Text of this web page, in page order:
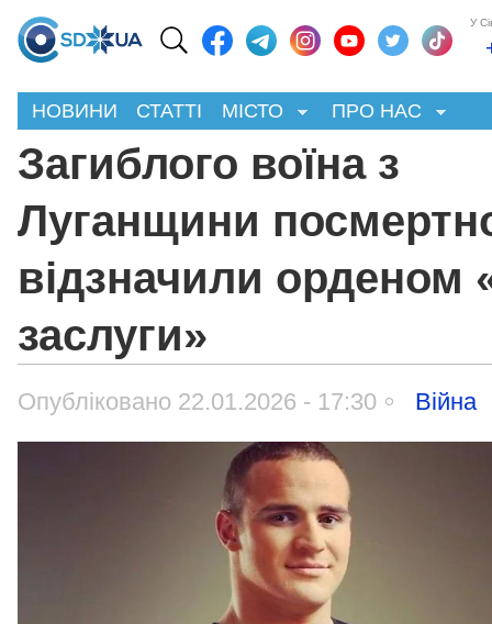
У
НОВИНИ СТАТТІ МІСТО ПРО НАС
Загиблого воїна з
Луганщини
відзначили орденом
заслуги»
Опубліковано 22.01.2026 - 17:30 Війна